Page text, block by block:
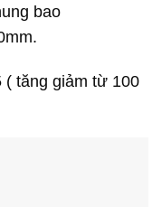
bao
( tăng giảm từ 100